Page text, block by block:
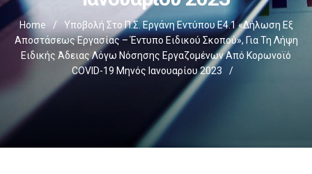
Home /
Υποβολή Στο Π.Σ. Εργάνη Εντύπου Ε4.1 «Δήλωση Εξ
Αποστάσεως Εργασίας – Έντυπο Ειδικού Σκοπού», Για Τη Λήψη
Ειδικής Άδειας Λόγω Νόσησης Εργαζομένων Από Κορωνοϊό
COVID-19 Μηνός Ιανουαρίου 2023
/